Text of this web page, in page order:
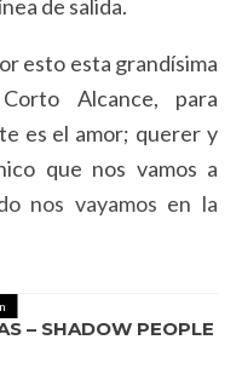
de salida.
esto esta grandísima
Alcance, para
es el amor; querer y
que nos vamos a
nos vayamos en la
– SHADOW PEOPLE